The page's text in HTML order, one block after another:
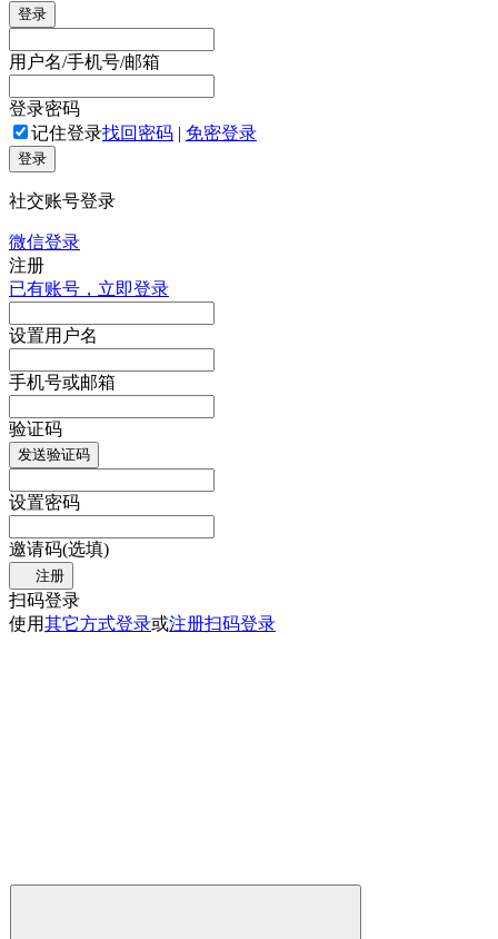
登录
用户名/手机号/邮箱
登录密码
记住登录找回密码 | 免密登录
登录
社交账号登录
微信登录
注册
已有账号，立即登录
设置用户名
手机号或邮箱
验证码
发送验证码
设置密码
邀请码(选填)
注册
扫码登录
使用其它方式登录或注册扫码登录